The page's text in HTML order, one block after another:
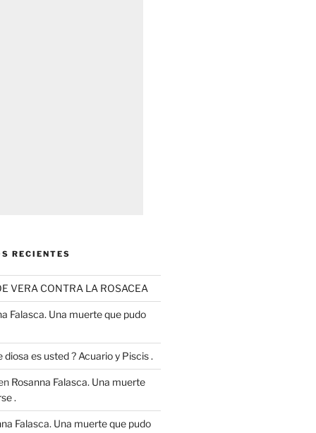
RECIENTES
VERA CONTRA LA ROSACEA
Falasca. Una muerte que pudo
diosa es usted ? Acuario y Piscis .
Rosanna Falasca. Una muerte
.
Falasca. Una muerte que pudo